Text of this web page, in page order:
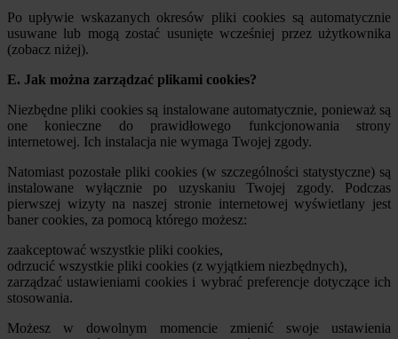
Po upływie wskazanych okresów pliki cookies są automatycznie
usuwane lub mogą zostać usunięte wcześniej przez użytkownika
(zobacz niżej).
E. Jak można zarządzać plikami cookies?
Niezbędne pliki cookies są instalowane automatycznie, ponieważ są
one konieczne do prawidłowego funkcjonowania strony
internetowej. Ich instalacja nie wymaga Twojej zgody.
Natomiast pozostałe pliki cookies (w szczególności statystyczne) są
instalowane wyłącznie po uzyskaniu Twojej zgody. Podczas
pierwszej wizyty na naszej stronie internetowej wyświetlany jest
baner cookies, za pomocą którego możesz:
zaakceptować wszystkie pliki cookies,
odrzucić wszystkie pliki cookies (z wyjątkiem niezbędnych),
zarządzać ustawieniami cookies i wybrać preferencje dotyczące ich
stosowania.
Możesz w dowolnym momencie zmienić swoje ustawienia